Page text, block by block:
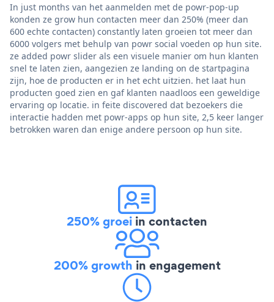
In just months van het aanmelden met de powr-pop-up
konden ze grow hun contacten meer dan 250% (meer dan
600 echte contacten) constantly laten groeien tot meer dan
6000 volgers met behulp van powr social voeden op hun site.
ze added powr slider als een visuele manier om hun klanten
snel te laten zien, aangezien ze landing on de startpagina
zijn, hoe de producten er in het echt uitzien. het laat hun
producten goed zien en gaf klanten naadloos een geweldige
ervaring op locatie. in feite discovered dat bezoekers die
interactie hadden met powr-apps op hun site, 2,5 keer langer
betrokken waren dan enige andere persoon op hun site.
250% groei in contacten
200% growth in engagement